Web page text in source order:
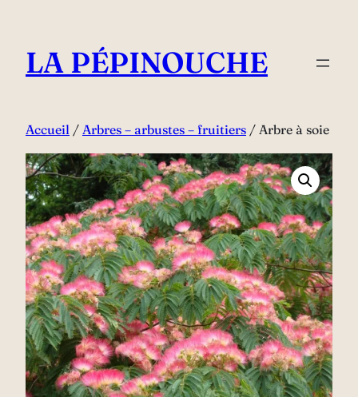
contenu
LA PÉPINOUCHE
Accueil / Arbres – arbustes – fruitiers / Arbre à soie